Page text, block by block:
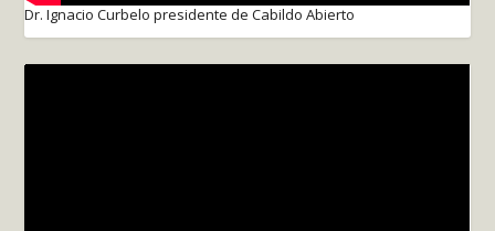
Dr. Ignacio Curbelo presidente de Cabildo Abierto